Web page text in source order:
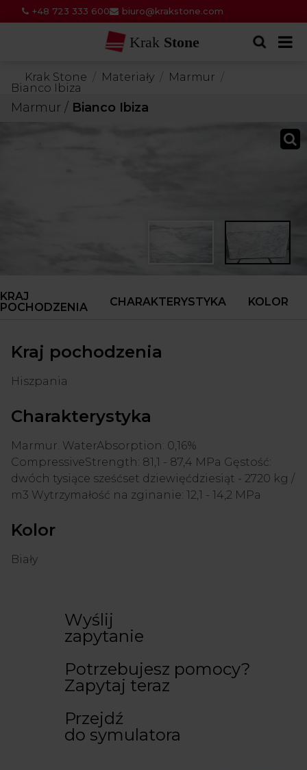
+48 723 333 600 biuro@krakstone.com
Krak Stone
Krak Stone Materiały
Marmur
Bianco Ibiza
Marmur/ Bianco Ibiza
KRAJ
POCHODZENIA
CHARAKTERYSTYKA KOLOR
Kraj pochodzenia
Hiszpania
Charakterystyka
Marmur. WaterAbsorption: 0,16%
CompressiveStrength: 81,1 - 87,4 MPa Gęstość:
dwóch tysiące sześćset dziewięćdziesiąt - 2720 kg /
m3 Wytrzymałość na zginanie: 12,1 - 14,2 MPa
Kolor
Biały
Wyślij
zapytanie
Potrzebujesz pomocy?
Zapytaj teraz
Przejdź
do symulatora